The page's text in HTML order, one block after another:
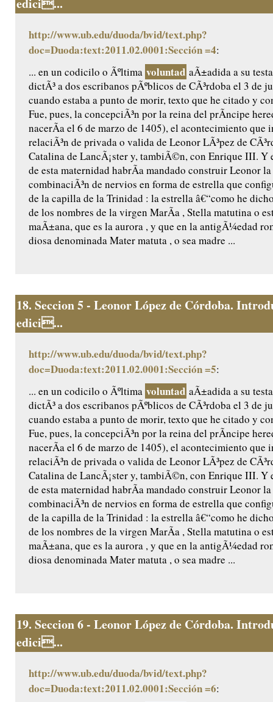
edici...
http://www.ub.edu/duoda/bvid/text.php?
doc=Duoda:text:2011.02.0001:Sección =4:
... en un codicilo o Ãºltima voluntad aÃ±adida a su
dictÃ³ a dos escribanos pÃºblicos de CÃ³rdoba el 3 de
cuando estaba a punto de morir, texto que he citado y
Fue, pues, la concepciÃ³n por la reina del prÃ­ncipe
nacerÃ­a el 6 de marzo de 1405), el acontecimiento que
relaciÃ³n de privada o valida de Leonor LÃ³pez de
Catalina de LancÃ¡ster y, tambiÃ©n, con Enrique III. Y
de esta maternidad habrÃ­a mandado construir Leonor
combinaciÃ³n de nervios en forma de estrella que
de la capilla de la Trinidad : la estrella â€“como he
de los nombres de la virgen MarÃ­a , Stella matutina o
maÃ±ana, que es la aurora , y que en la antigÃ¼edad
diosa denominada Mater matuta , o sea madre ...
18. Seccion 5 - Leonor López de Córdoba.
edici...
http://www.ub.edu/duoda/bvid/text.php?
doc=Duoda:text:2011.02.0001:Sección =5:
... en un codicilo o Ãºltima voluntad aÃ±adida a su
dictÃ³ a dos escribanos pÃºblicos de CÃ³rdoba el 3 de
cuando estaba a punto de morir, texto que he citado y
Fue, pues, la concepciÃ³n por la reina del prÃ­ncipe
nacerÃ­a el 6 de marzo de 1405), el acontecimiento que
relaciÃ³n de privada o valida de Leonor LÃ³pez de
Catalina de LancÃ¡ster y, tambiÃ©n, con Enrique III. Y
de esta maternidad habrÃ­a mandado construir Leonor
combinaciÃ³n de nervios en forma de estrella que
de la capilla de la Trinidad : la estrella â€“como he
de los nombres de la virgen MarÃ­a , Stella matutina o
maÃ±ana, que es la aurora , y que en la antigÃ¼edad
diosa denominada Mater matuta , o sea madre ...
19. Seccion 6 - Leonor López de Córdoba.
edici...
http://www.ub.edu/duoda/bvid/text.php?
doc=Duoda:text:2011.02.0001:Sección =6: